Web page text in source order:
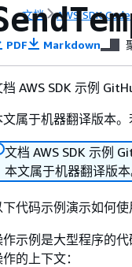
文档 AWS SDK
PDF Markdown
档 AWS SDK 示例
文属于机器翻译版本
文档 AWS SDK 示例
本文属于机器翻译版
下代码示例演示如何使
作示例是大型程序的
的上下文：